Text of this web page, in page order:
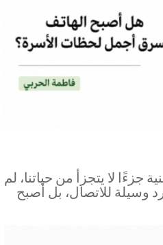
جزءًا لا يتجزأ من حياتنا، لم
وسيلة للاتصال، بل أصبح